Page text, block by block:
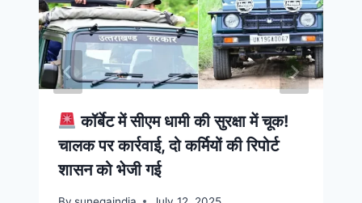
कॉर्बेट में सीएम धामी की सुरक्षा में चूक!
चालक पर कार्रवाई, दो कर्मियों की रिपोर्ट
शासन को भेजी गई